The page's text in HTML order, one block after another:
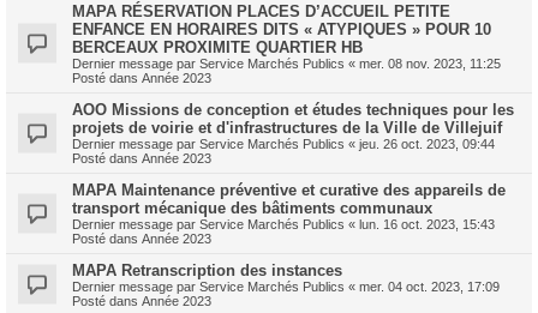
MAPA RÉSERVATION PLACES D’ACCUEIL PETITE
ENFANCE EN HORAIRES DITS « ATYPIQUES » POUR 10
BERCEAUX PROXIMITE QUARTIER HB
Dernier message par Service Marchés Publics « mer. 08 nov. 2023, 11:25
Posté dans Année 2023
AOO Missions de conception et études techniques pour les
projets de voirie et d'infrastructures de la Ville de Villejuif
Dernier message par Service Marchés Publics « jeu. 26 oct. 2023, 09:44
Posté dans Année 2023
MAPA Maintenance préventive et curative des appareils de
transport mécanique des bâtiments communaux
Dernier message par Service Marchés Publics « lun. 16 oct. 2023, 15:43
Posté dans Année 2023
MAPA Retranscription des instances
Dernier message par Service Marchés Publics « mer. 04 oct. 2023, 17:09
Posté dans Année 2023